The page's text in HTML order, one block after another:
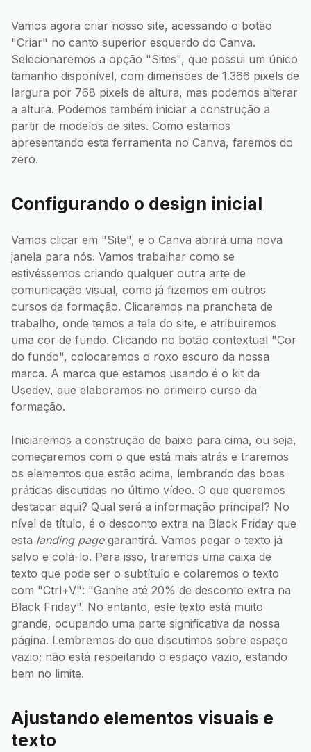
Vamos agora criar nosso site, acessando o botão
"Criar" no canto superior esquerdo do Canva.
Selecionaremos a opção "Sites", que possui um único
tamanho disponível, com dimensões de 1.366 pixels de
largura por 768 pixels de altura, mas podemos alterar
a altura. Podemos também iniciar a construção a
partir de modelos de sites. Como estamos
apresentando esta ferramenta no Canva, faremos do
zero.
Configurando o design inicial
Vamos clicar em "Site", e o Canva abrirá uma nova
janela para nós. Vamos trabalhar como se
estivéssemos criando qualquer outra arte de
comunicação visual, como já fizemos em outros
cursos da formação. Clicaremos na prancheta de
trabalho, onde temos a tela do site, e atribuiremos
uma cor de fundo. Clicando no botão contextual "Cor
do fundo", colocaremos o roxo escuro da nossa
marca. A marca que estamos usando é o kit da
Usedev, que elaboramos no primeiro curso da
formação.
Iniciaremos a construção de baixo para cima, ou seja,
começaremos com o que está mais atrás e traremos
os elementos que estão acima, lembrando das boas
práticas discutidas no último vídeo. O que queremos
destacar aqui? Qual será a informação principal? No
nível de título, é o desconto extra na Black Friday que
esta landing pagegarantirá. Vamos pegar o texto já
salvo e colá-lo. Para isso, traremos uma caixa de
texto que pode ser o subtítulo e colaremos o texto
com "Ctrl+V": "Ganhe até 20% de desconto extra na
Black Friday". No entanto, este texto está muito
grande, ocupando uma parte significativa da nossa
página. Lembremos do que discutimos sobre espaço
vazio; não está respeitando o espaço vazio, estando
bem no limite.
Ajustando elementos visuais e
texto